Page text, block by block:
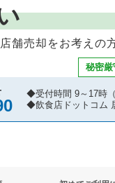
売却物件の案件一覧
き売却物件の案件一覧
き売却物件の案件一覧
売却物件の案件一覧
居抜き売却物件の案件
却物件の案件一覧
却物件の案件一覧
み焼の居抜き売却物件
トの居抜き売却物件の
菜・デリの居抜き売却
パブ・スナックの居抜
き売却物件の案件一覧
店舗売却をお考えの
秘密厳
◆受付時間 9～17時
◆飲食店ドットコム